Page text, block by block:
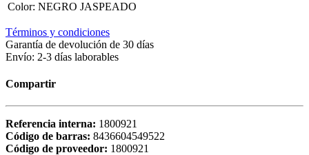
Color: NEGRO JASPEADO
Términos y condiciones
Garantía de devolución de 30 días
Envío: 2-3 días laborables
Compartir
Referencia interna: 1800921
Código de barras: 8436604549522
Código de proveedor: 1800921